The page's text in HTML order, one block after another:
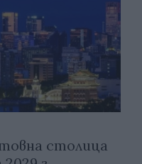
столица